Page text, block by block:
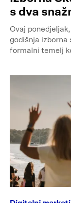
s dva
Ovaj
godišnja izborna
formalni temelj